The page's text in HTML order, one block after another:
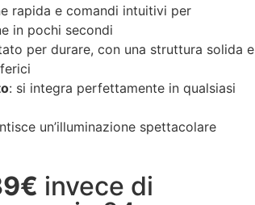
rapida e comandi intuitivi per
in pochi secondi
per durare, con una struttura solida e
: si integra perfettamente in qualsiasi
un’illuminazione spettacolare
invece di